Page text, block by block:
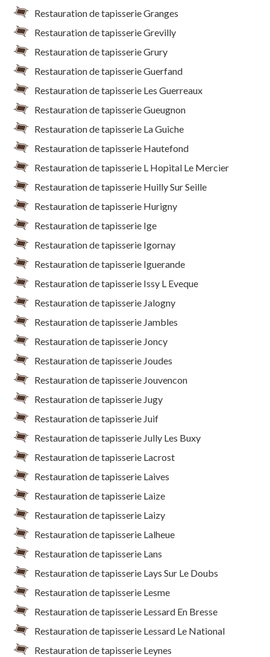
Restauration de tapisserie Granges
Restauration de tapisserie Grevilly
Restauration de tapisserie Grury
Restauration de tapisserie Guerfand
Restauration de tapisserie Les Guerreaux
Restauration de tapisserie Gueugnon
Restauration de tapisserie La Guiche
Restauration de tapisserie Hautefond
Restauration de tapisserie L Hopital Le Mercier
Restauration de tapisserie Huilly Sur Seille
Restauration de tapisserie Hurigny
Restauration de tapisserie Ige
Restauration de tapisserie Igornay
Restauration de tapisserie Iguerande
Restauration de tapisserie Issy L Eveque
Restauration de tapisserie Jalogny
Restauration de tapisserie Jambles
Restauration de tapisserie Joncy
Restauration de tapisserie Joudes
Restauration de tapisserie Jouvencon
Restauration de tapisserie Jugy
Restauration de tapisserie Juif
Restauration de tapisserie Jully Les Buxy
Restauration de tapisserie Lacrost
Restauration de tapisserie Laives
Restauration de tapisserie Laize
Restauration de tapisserie Laizy
Restauration de tapisserie Lalheue
Restauration de tapisserie Lans
Restauration de tapisserie Lays Sur Le Doubs
Restauration de tapisserie Lesme
Restauration de tapisserie Lessard En Bresse
Restauration de tapisserie Lessard Le National
Restauration de tapisserie Leynes